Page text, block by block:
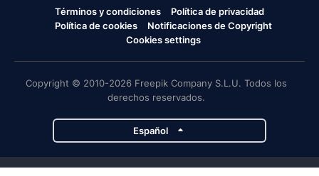
Términos y condiciones
Política de privacidad
Política de cookies
Notificaciones de Copyright
Cookies settings
Copyright © 2010-2026 Freepik Company S.L.U. Todos los
derechos reservados.
Español